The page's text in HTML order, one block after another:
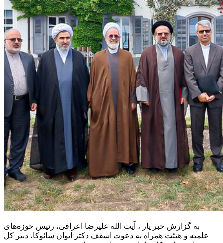
به گزارش خبر یار ، آیت الله علیرضا اعرافی، رئیس حوزه‌های
علمیه و هیئت همراه به دعوت اسقف دکتر ایوان سائوکا، دبیر کل